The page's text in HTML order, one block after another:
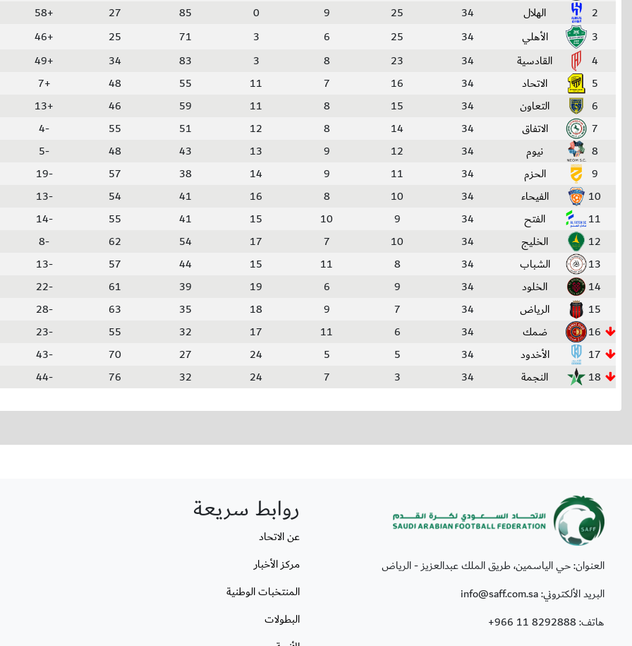
2
الهلال 34
25
9
0
85
27
+58
3
الأهلي 34
25
6
3
71
25
+46
4
القادسية 34
23
8
3
83
34
+49
5
الاتحاد 34
16
7
11
55
48
+7
6
التعاون 34
15
8
11
59
46
+13
7
الاتفاق 34
14
8
12
51
55
-4
8
نيوم 34
12
9
13
43
48
-5
9
الحزم 34
11
9
14
38
57
-19
10
الفيحاء 34
10
8
16
41
54
-13
11
الفتح 34
9
10
15
41
55
-14
12
الخليج 34
10
7
17
54
62
-8
13
الشباب 34
8
11
15
44
57
-13
14
الخلود 34
9
6
19
39
61
-22
15
الرياض 34
7
9
18
35
63
-28
16
ضمك 34
6
11
17
32
55
-23
17
الأخدود 34
5
5
24
27
70
-43
18
النجمة 34
3
7
24
32
76
-44
العنوان: حي الياسمين، طريق الملك عبدالعزيز - الرياض
البريد الألكتروني: info@saff.com.sa
هاتف:+966 11 8292888
روابط سريعة
عن الاتحاد
مركز الأخبار
المنتخبات الوطنية
البطولات